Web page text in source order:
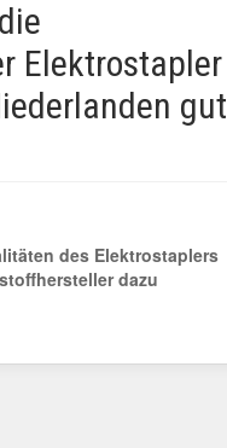
Elektrostapler
gut
des Elektrostaplers
dazu